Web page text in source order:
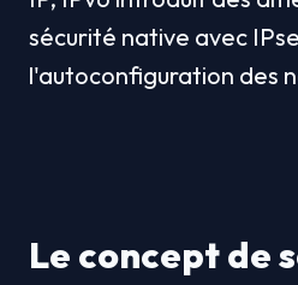
sécurité native avec
l'autoconfiguration des
Le concept de